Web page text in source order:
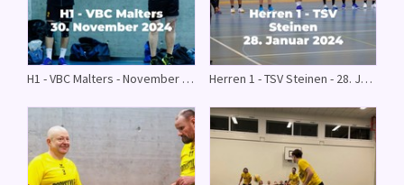
H1 - VBC Malters - November 2024 Herren 1 - TSV Steinen - 28. Januar 2024